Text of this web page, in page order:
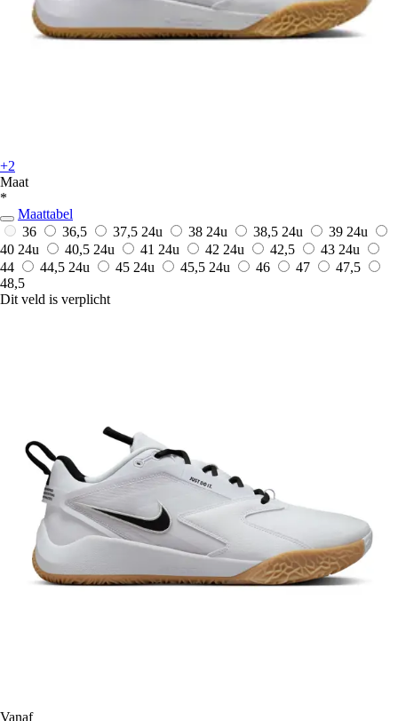
+2
Maat
*
Maattabel
36
36,5 37,5 24u 38 24u 38,5 24u 39 24u
40 24u 40,5 24u 41 24u 42 24u 42,5 43 24u
44
44,5 24u 45 24u 45,5 24u 46 47
47,5
48,5
Dit veld is verplicht
Vanaf